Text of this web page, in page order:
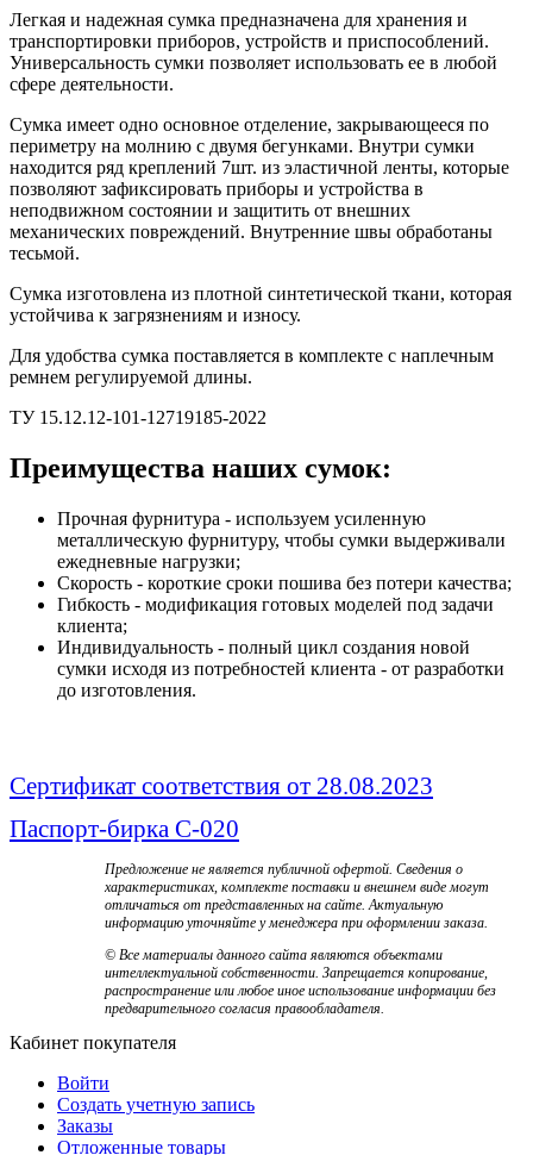
Легкая и надежная сумка предназначена для хранения и
транспортировки приборов, устройств и приспособлений.
Универсальность сумки позволяет использовать ее в любой
сфере деятельности.
Сумка имеет одно основное отделение, закрывающееся по
периметру на молнию с двумя бегунками. Внутри сумки
находится ряд креплений 7шт. из эластичной ленты, которые
позволяют зафиксировать приборы и устройства в
неподвижном состоянии и защитить от внешних
механических повреждений. Внутренние швы обработаны
тесьмой.
Сумка изготовлена из плотной синтетической ткани, которая
устойчива к загрязнениям и износу.
Для удобства сумка поставляется в комплекте с наплечным
ремнем регулируемой длины.
ТУ 15.12.12-101-12719185-2022
Преимущества наших сумок:
Прочная фурнитура - используем усиленную
металлическую фурнитуру, чтобы сумки выдерживали
ежедневные нагрузки;
Скорость - короткие сроки пошива без потери качества;
Гибкость - модификация готовых моделей под задачи
клиента;
Индивидуальность - полный цикл создания новой
сумки исходя из потребностей клиента - от разработки
до изготовления.
Сертификат соответствия от 28.08.2023
Паспорт-бирка С-020
Предложение не является публичной офертой. Сведения о
характеристиках, комплекте поставки и внешнем виде могут
отличаться от представленных на сайте. Актуальную
информацию уточняйте у менеджера при оформлении заказа.
© Все материалы данного сайта являются объектами
интеллектуальной собственности. Запрещается копирование,
распространение или любое иное использование информации без
предварительного согласия правообладателя.
Кабинет покупателя
Войти
Создать учетную запись
Заказы
Отложенные товары